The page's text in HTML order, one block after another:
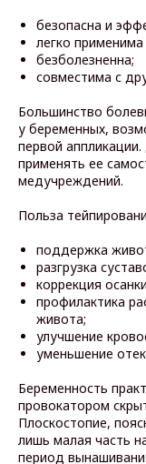
безопасна и
легко
безболезненна;
совместима с
Большинство
у беременных,
первой
применять ее
медучреждений.
Польза
поддержка
разгрузка
коррекция
профилактика
живота;
улучшение
уменьшение
Беременность
провокатором
Плоскостопие,
лишь малая часть
период